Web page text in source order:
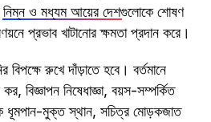
নিম্ন ও মধ্যম আয়ের দেশগুলোকে শোষণ
প্রভাব খাটানোর ক্ষমতা প্রদান করে।
রুখে দাঁড়াতে হবে। বর্তমানে
বিজ্ঞাপন নিষেধাজ্ঞা, বয়স-সম্পর্কিত
ধূমপান-মুক্ত স্থান, সচিত্র মোড়কজাত